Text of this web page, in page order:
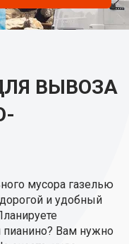
ВЫВОЗА
мусора газелью
и удобный
пианино? Вам нужно